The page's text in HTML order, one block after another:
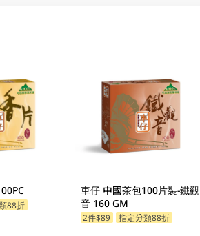
88折
車仔 中國茶包100片裝-鐵觀
音 160 GM
2件$89 指定分類88折